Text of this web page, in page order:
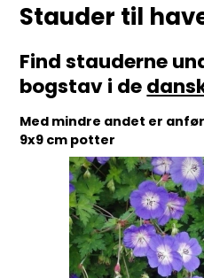
Stauder til
Find stauderne
bogstav i de
Med mindre andet er
9x9 cm potter